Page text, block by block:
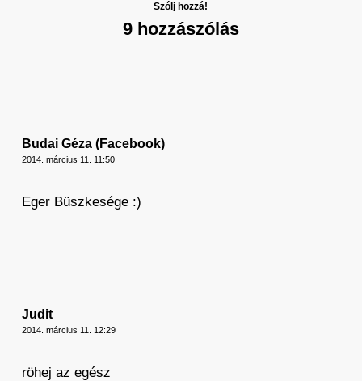
Szólj hozzá!
9 hozzászólás
Budai Géza (Facebook)
2014. március 11. 11:50
Eger Büszkesége :)
Judit
2014. március 11. 12:29
röhej az egész